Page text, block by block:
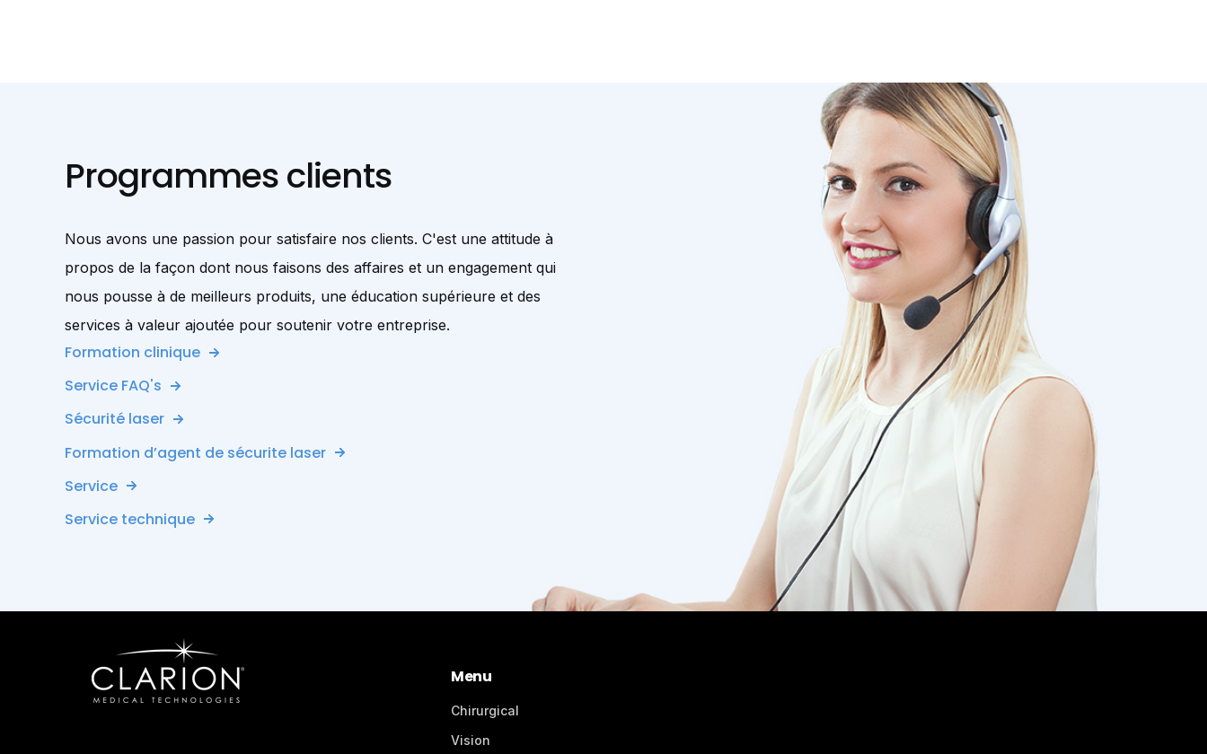
Programmes clients
Nous avons une passion pour satisfaire nos clients. C'est une attitude à
propos de la façon dont nous faisons des affaires et un engagement qui
nous pousse à de meilleurs produits, une éducation supérieure et des
services à valeur ajoutée pour soutenir votre entreprise.
Formation clinique
Service FAQ's
Sécurité laser
Formation d’agent de sécurite laser
Service
Service technique
Menu
Chirurgical
Vision